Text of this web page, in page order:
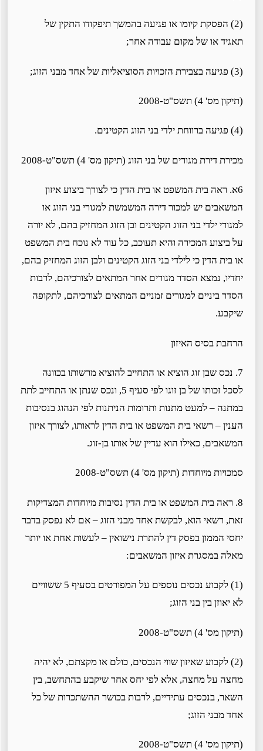
(2) הפסקת קיומו או פגיעה בהמשך תיפקודו התקין של
תאגיד או של מקום עבודה אחר;
(תיקון מס' 4) תשס"ט-2008
מכירת דירת מגורים של בני הזוג (תיקון מס' 4) תשס"ט-2008
6א. ראה בית המשפט או בית הדין כי לצורך ביצוע איזון
המשאבים יש למכור דירה המשמשת למגורי בני הזוג או
למגורי ילדי בני הזוג הקטינים ובן הזוג המחזיק בהם, לא יורה
על ביצוע המכירה והיא תעוכב, כל עוד לא נוכח בית המשפט
או בית הדין כי לילדי בני הזוג הקטינים ולבן הזוג המחזיק בהם,
יחדיו, נמצא הסדר מגורים אחר המתאים לצורכיהם, לרבות
הסדר ביניים למגורים זמניים המתאים לצורכיהם, לתקופה
שיקבע.
הרחבת בסיס האיזון
7. נכס שבן זוג הוציא או התחייב להוציא מרשותו בכוונה
לסכל זכותו של בן זוגו לפי סעיף 5, ונכס שנתן או התחייב לתת
במתנה – למעט מתנות ותרומות הניתנות לפי הנהוג בנסיבות
הענין – רשאי בית המשפט או בית הדין לראותו, לצורך איזון
המשאבים, כאילו הוא עדיין של אותו בן-זוג.
סמכויות מיוחדות (תיקון מס' 4) תשס"ט-2008
8. ראה בית המשפט או בית הדין נסיבות מיוחדות המצדיקות
זאת, רשאי הוא, לבקשת אחד מבני הזוג – אם לא נפסק בדבר
יחסי הממון בפסק דין להתרת נישואין – לעשות אחת או יותר
מאלה במסגרת איזון המשאבים:
(1) לקבוע נכסים נוספים על המפורטים בסעיף 5 ששוויים
לא יאוזן בין בני הזוג;
(תיקון מס' 4) תשס"ט-2008
(2) לקבוע שאיזון שווי הנכסים, כולם או מקצתם, לא יהיה
מחצה על מחצה, אלא לפי יחס אחר שיקבע בהתחשב, בין
השאר, בנכסים עתידיים, לרבות בכושר ההשתכרות של כל
אחד מבני הזוג;
(תיקון מס' 4) תשס"ט-2008